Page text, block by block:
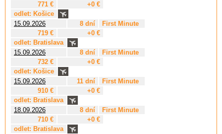
771 €
+0 €
odlet: Košice
15.09.2026
8 dní
First Minute
719 €
+0 €
odlet: Bratislava
15.09.2026
8 dní
First Minute
732 €
+0 €
odlet: Košice
15.09.2026
11 dní
First Minute
910 €
+0 €
odlet: Bratislava
18.09.2026
8 dní
First Minute
710 €
+0 €
odlet: Bratislava